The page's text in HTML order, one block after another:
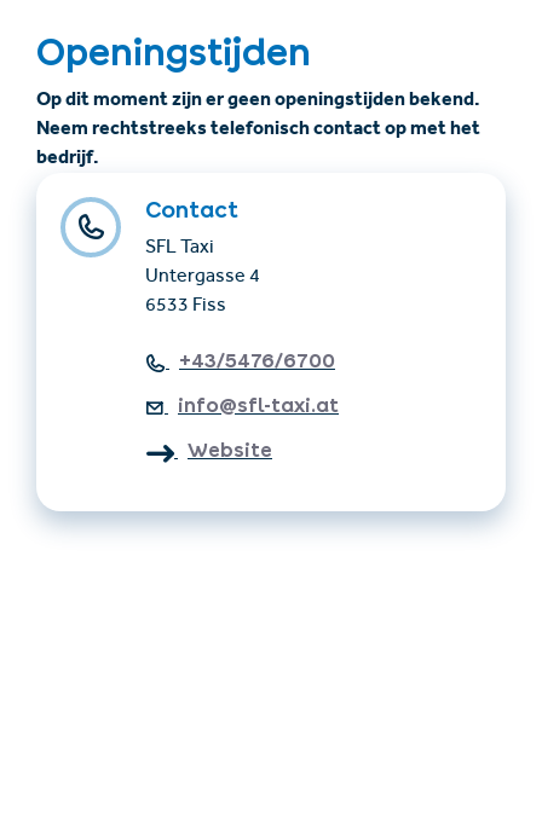
Openingstijden
Op dit moment zijn er geen openingstijden bekend.
Neem rechtstreeks telefonisch contact op met het
bedrijf.
Contact
SFL Taxi
Untergasse 4
6533 Fiss
+43/5476/6700
info@sfl-taxi.at
Website